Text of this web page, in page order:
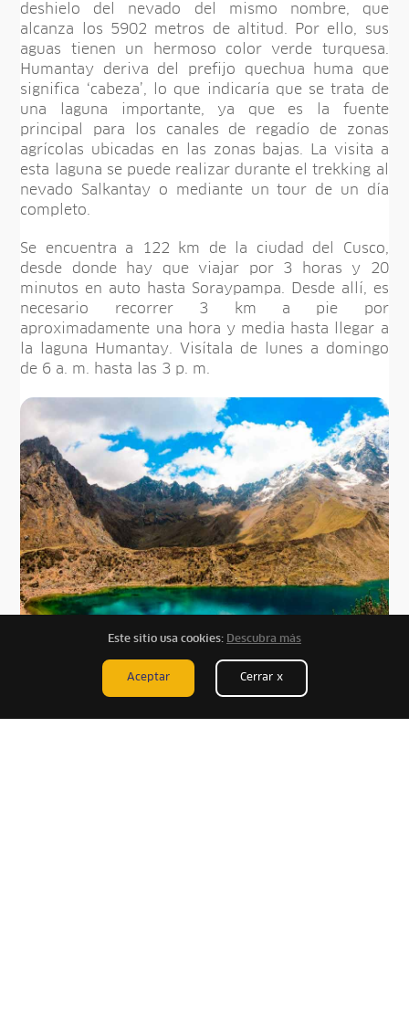
deshielo del nevado del mismo nombre, que
alcanza los 5902 metros de altitud. Por ello, sus
aguas tienen un hermoso color verde turquesa.
Humantay deriva del prefijo quechua huma que
significa ‘cabeza’, lo que indicaría que se trata de
una laguna importante, ya que es la fuente
principal para los canales de regadío de zonas
agrícolas ubicadas en las zonas bajas. La visita a
esta laguna se puede realizar durante el trekking al
nevado Salkantay o mediante un tour de un día
completo.
Se encuentra a 122 km de la ciudad del Cusco,
desde donde hay que viajar por 3 horas y 20
minutos en auto hasta Soraypampa. Desde allí, es
necesario recorrer 3 km a pie por
aproximadamente una hora y media hasta llegar a
la laguna Humantay. Visítala de lunes a domingo
de 6 a. m. hasta las 3 p. m.
Este sitio usa cookies: Descubra más
Aceptar Cerrar x